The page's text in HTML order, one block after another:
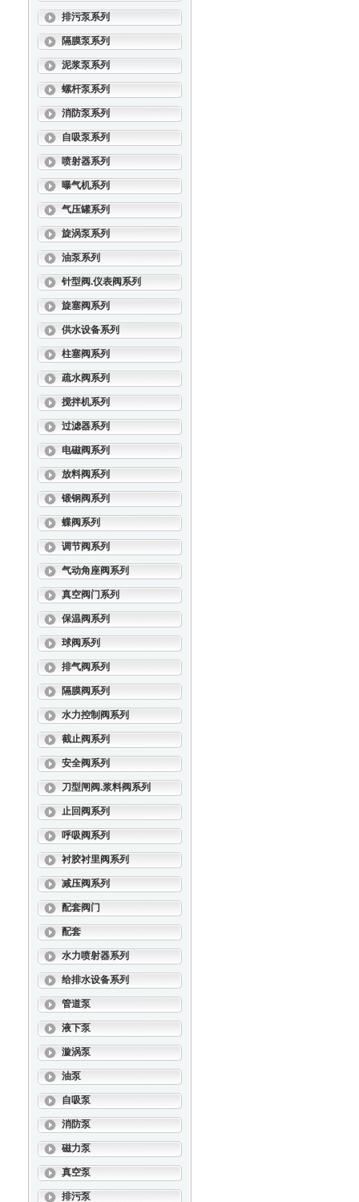
排污泵系列
隔膜泵系列
泥浆泵系列
螺杆泵系列
消防泵系列
自吸泵系列
喷射器系列
曝气机系列
气压罐系列
旋涡泵系列
油泵系列
针型阀.仪表阀系列
旋塞阀系列
供水设备系列
柱塞阀系列
疏水阀系列
搅拌机系列
过滤器系列
电磁阀系列
放料阀系列
锻钢阀系列
蝶阀系列
调节阀系列
气动角座阀系列
真空阀门系列
保温阀系列
球阀系列
排气阀系列
隔膜阀系列
水力控制阀系列
截止阀系列
安全阀系列
刀型闸阀.浆料阀系列
止回阀系列
呼吸阀系列
衬胶衬里阀系列
减压阀系列
配套阀门
配套
水力喷射器系列
给排水设备系列
管道泵
液下泵
漩涡泵
油泵
自吸泵
消防泵
磁力泵
真空泵
排污泵